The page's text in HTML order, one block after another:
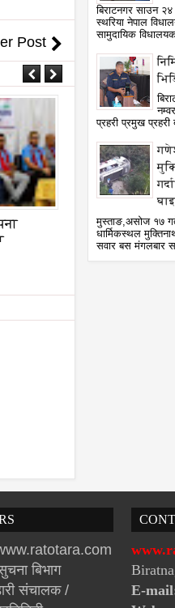
Post
Aug
2026
एभरेष्टको
प्रकृति र एकताको
बिराटनगर साउन
स्थरिया नेपाल
सामुदायिक
प्रहरी प्रमुख प्रहरी
मुस्ताङ,असोज १७
धार्मिकस्थल
सवार बस मंगलबार
बिभाग
संचालक /
E-